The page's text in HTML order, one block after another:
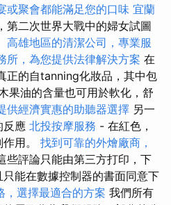
或聚會都能滿足您的口味 宜蘭
第二次世界大戰中的婦女試圖
高雄地區的清潔公司，專業服
所，為您提供法律解決方案 在
正的自tanning化妝品，其中包
果油的含量也可用於軟化，舒
供經濟實惠的助聽器選擇 另一
反應 北投按摩服務 - 在紅色，
用。 找到可靠的外燴廠商，
些評論只能由第三方打印，下
能在數據控制器的書面同意下
選擇最適合的方案 我們所有